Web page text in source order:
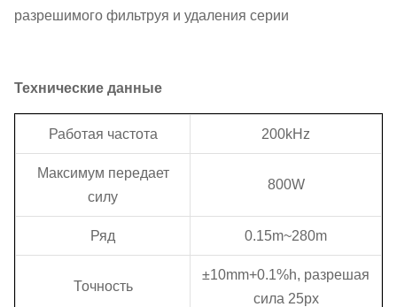
разрешимого фильтруя и удаления серии
Технические данные
Работая частота 200kHz
Максимум передает
силу
800W
Ряд 0.15m~280m
Точность
±10mm+0.1%h, разрешая
сила 25px